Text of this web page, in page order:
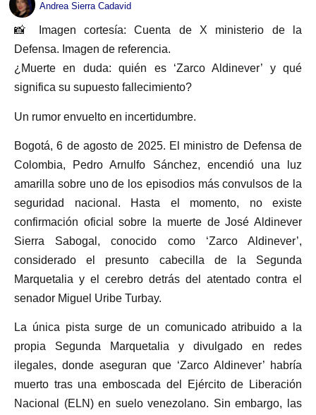
Andrea Sierra Cadavid
📸 Imagen cortesía: Cuenta de X ministerio de la
Defensa. Imagen de referencia.
¿Muerte en duda: quién es ‘Zarco Aldinever’ y qué
significa su supuesto fallecimiento?
Un rumor envuelto en incertidumbre.
Bogotá, 6 de agosto de 2025. El ministro de Defensa de
Colombia, Pedro Arnulfo Sánchez, encendió una luz
amarilla sobre uno de los episodios más convulsos de la
seguridad nacional. Hasta el momento, no existe
confirmación oficial sobre la muerte de José Aldinever
Sierra Sabogal, conocido como ‘Zarco Aldinever’,
considerado el presunto cabecilla de la Segunda
Marquetalia y el cerebro detrás del atentado contra el
senador Miguel Uribe Turbay.
La única pista surge de un comunicado atribuido a la
propia Segunda Marquetalia y divulgado en redes
ilegales, donde aseguran que ‘Zarco Aldinever’ habría
muerto tras una emboscada del Ejército de Liberación
Nacional (ELN) en suelo venezolano. Sin embargo, las